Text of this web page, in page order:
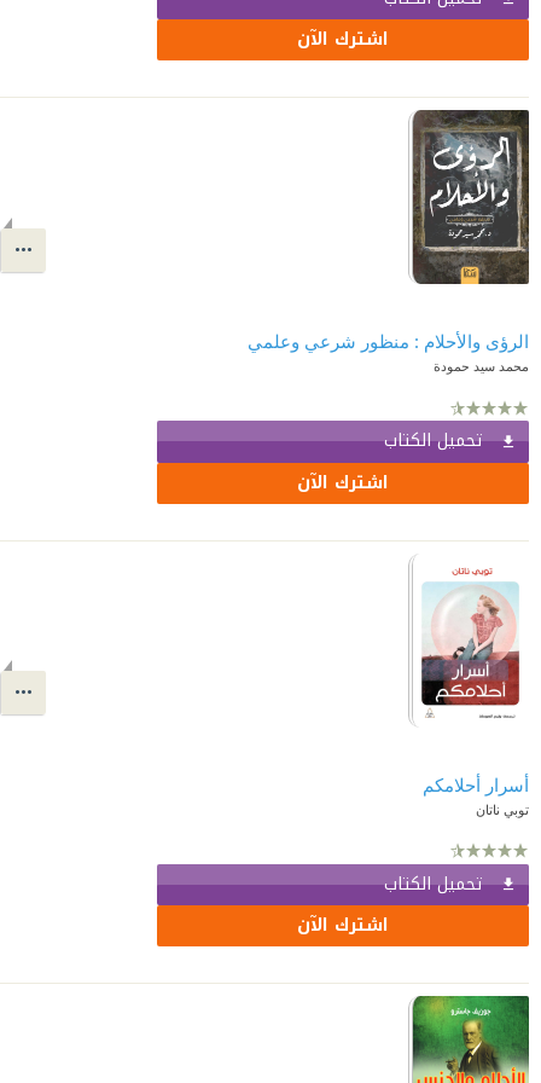
اشترك الآن
الرؤى والأحلام : منظور شرعي وعلمي
محمد سيد حمودة
تحميل الكتاب
اشترك الآن
أسرار أحلامكم
توبي ناتان
تحميل الكتاب
اشترك الآن